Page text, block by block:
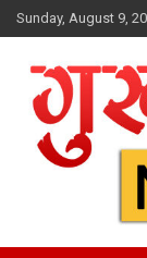
Skip
to
Sunday, August 9,